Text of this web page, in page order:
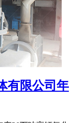
有限公司年